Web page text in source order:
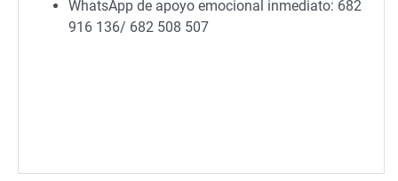
WhatsApp de apoyo emocional inmediato: 682
916 136/ 682 508 507